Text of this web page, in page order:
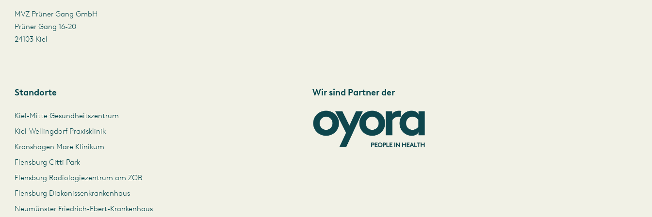
MVZ Prüner Gang GmbH
Prüner Gang 16-20
24103 Kiel
Standorte
Kiel-Mitte Gesundheitszentrum
Kiel-Wellingdorf Praxisklinik
Kronshagen Mare Klinikum
Flensburg Citti Park
Flensburg Radiologiezentrum am ZOB
Flensburg Diakonissenkrankenhaus
Neumünster Friedrich-Ebert-Krankenhaus
Wir sind Partner der